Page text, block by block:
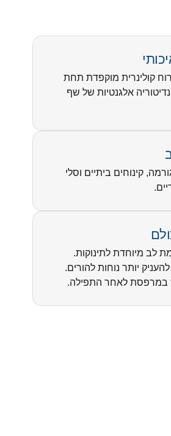
קולינרית מוקפדת תחת
אלגנטיות של שף
קינוחים ביתיים וסלי
מיוחדת לתינוקות.
יותר נוחות להורים.
במרפסת לאחר התפילה.